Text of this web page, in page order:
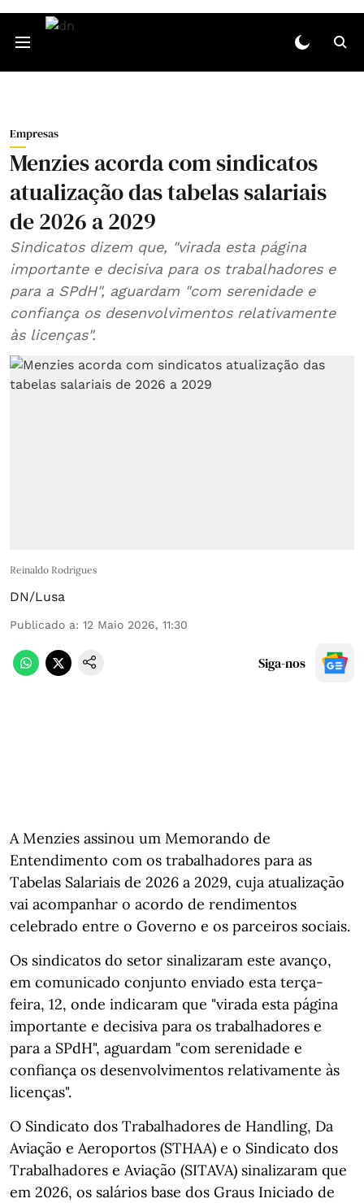
Empresas
Menzies acorda com sindicatos
atualização das tabelas salariais
de 2026 a 2029
Sindicatos dizem que, "virada esta página
importante e decisiva para os trabalhadores e
para a SPdH", aguardam "com serenidade e
confiança os desenvolvimentos relativamente
às licenças".
Reinaldo Rodrigues
DN/Lusa
Publicado a: 12 Maio 2026, 11:30
Siga-nos
A Menzies assinou um Memorando de
Entendimento com os trabalhadores para as
Tabelas Salariais de 2026 a 2029, cuja atualização
vai acompanhar o acordo de rendimentos
celebrado entre o Governo e os parceiros sociais.
Os sindicatos do setor sinalizaram este avanço,
em comunicado conjunto enviado esta terça-
feira, 12, onde indicaram que "virada esta página
importante e decisiva para os trabalhadores e
para a SPdH", aguardam "com serenidade e
confiança os desenvolvimentos relativamente às
licenças".
O Sindicato dos Trabalhadores de Handling, Da
Aviação e Aeroportos (STHAA) e o Sindicato dos
Trabalhadores e Aviação (SITAVA) sinalizaram que
em 2026, os salários base dos Graus Iniciado de